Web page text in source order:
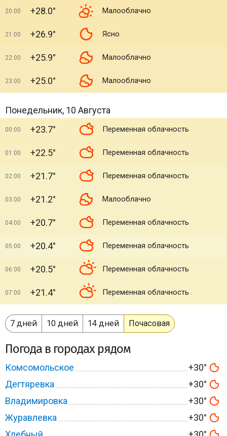
20:00 +28.0° Малооблачно
21:00 +26.9° Ясно
22:00 +25.9° Малооблачно
23:00 +25.0° Малооблачно
Понедельник, 10 Августа
00:00 +23.7° Переменная облачность
01:00 +22.5° Переменная облачность
02:00 +21.7° Переменная облачность
03:00 +21.2° Малооблачно
04:00 +20.7° Переменная облачность
05:00 +20.4° Переменная облачность
06:00 +20.5° Переменная облачность
07:00 +21.4° Переменная облачность
7 дней 10 дней 14 дней Почасовая
Погода в городах рядом
Комсомольское
+30°
Дегтяревка
+30°
Владимировка
+30°
Журавлевка
+30°